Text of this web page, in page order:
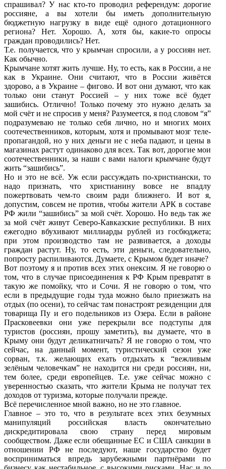
спрашивал? У нас кто-то проводил референдум: дорогие
россияне, а вы хотели бы иметь дополнительную
бюджетную нагрузку в виде ещё одного дотационного
региона? Нет. Хорошо. А, хотя бы, какие-то опросы
граждан проводились? Нет.
Т.е. получается, что у крымчан спросили, а у россиян нет.
Как обычно.
Крымчане хотят жить лучше. Ну, то есть, как в России, а не
как в Украине. Они считают, что в России живётся
здорово, а в Украине – фигово. И вот они думают, что как
только они станут Россией – у них тоже всё будет
зашибись. Отлично! Только почему это нужно делать за
мой счёт и не спросив у меня? Разумеется, я под словом “я”
подразумеваю не только себя лично, но и многих моих
соотечественников, которым, хотя и промывают мозг теле-
пропагандой, но у них деньги не с неба падают, и цены в
магазинах растут одинаково для всех. Так вот, дорогие мои
соотечественники, за наши с вами налоги крымчане будут
жить “зашибись”.
Но и это не всё. Уж если рассуждать по-христиански, то
надо признать, что христианину вовсе не впадлу
пожертвовать чем-то своим ради ближнего. И вот я,
допустим, совсем не против, чтобы жители АРК в составе
РФ жили “зашибись” за мой счёт. Хорошо. Но ведь так же
за мой счёт живут Северо-Кавказские республики. В них
ежегодно вбухивают миллиарды рублей из госбюджета;
при этом производство там не развивается, а доходы
граждан растут. Ну, то есть, эти деньги, следовательно,
попросту распиливаются. Думаете, с Крымом будет иначе?
Вот поэтому я и против всех этих онексим. Я не говорю о
том, что в случае присоединения к РФ Крым превратят в
такую же помойку, что и Сочи. Я не говорю о том, что
если в предыдущие годы туда можно было приезжать на
отдых (по осени), то сейчас там понастроят резиденции для
товарища Пу и его подельников из Озера. Если в районе
Прасковеевки они уже перекрыли все подступы для
туристов (россиян, прошу заметить), вы думаете, что в
Крыму они будут деликатничать? Я не говорю о том, что
сейчас, на данный момент, туристический сезон уже
сорван, т.к. желающих ехать отдыхать к “вежливым
зелёным человечкам” не находится ни среди россиян, ни,
тем более, среди европейцев. Т.е. уже сейчас можно с
уверенностью сказать, что жители Крыма не получат тех
доходов от туризма, которые получали прежде.
Всё перечисленное мной важно, но не это главное.
Главное – это то, что в результате всех этих безумных
манипуляций российская власть окончательно
дискредитировала свою страну перед мировым
сообществом. Даже если обещанные ЕС и США санкции в
отношении РФ не последуют, наше государство будет
восприниматься впредь зарубежными партнёрами по